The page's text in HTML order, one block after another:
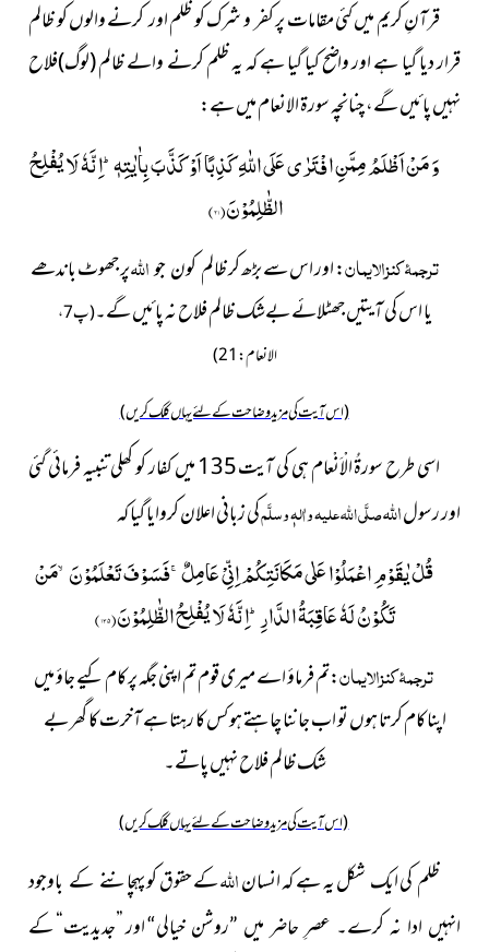
قرآنِ کریم میں کئی مقامات پر کفر و شرک کو ظلم اور کرنے والوں کو ظالم
قرار دیا گیا ہے اور واضح کیا گیا ہے کہ یہ ظلم کرنے والے ظالم(لوگ)فلاح
نہیں پائیں گے، چنانچہ سورۃ الانعام میں ہے:
وَ مَنْ اَظْلَمُ مِمَّنِ افْتَرٰى عَلَى اللّٰهِ كَذِبًا اَوْ كَذَّبَ بِاٰیٰتِهٖؕ-اِنَّهٗ لَا یُفْلِحُ
الظّٰلِمُوْنَ(۲۱)
ترجمۂ کنزالایمان: اور اس سے بڑھ کرظالم کون جواللہپر جھوٹ باندھے
یا اس کی آیتیں جھٹلائے بےشکظالم فلاح نہ پائیں گے۔
(پ7،
الانعام:21)
(اس آیت کی مزید وضاحت کے لئے یہاں کلک کریں)
اسی طرح سورۃُ الْاَنْعام ہی کی آیت 135 میں کفار کو کھلی تنبیہ فرمائی گئی
اور رسولاللہصلَّی اللہ علیہ واٰلہٖ وسلَّمکی زبانی اعلان کروایا گیا کہ
قُلْ یٰقَوْمِ اعْمَلُوْا عَلٰى مَكَانَتِكُمْ اِنِّیْ عَامِلٌۚ-فَسَوْفَ تَعْلَمُوْنَۙ-مَنْ
تَكُوْنُ لَهٗ عَاقِبَةُ الدَّارِؕ-اِنَّهٗ لَا یُفْلِحُ الظّٰلِمُوْنَ(۱۳۵)
ترجمۂ کنزالایمان:تم فرماؤ اے میری قوم تم اپنی جگہ پر کام کیے جاؤ میں
اپنا کام کرتا ہوں تو اب جاننا چاہتے ہو کس کا رہتا ہے آخرت کا گھر بے
شک ظالم فلاح نہیں پاتے۔
(اس آیت کی مزید وضاحت کے لئے یہاں کلک کریں)
ظلم کی ایک شکل یہ ہے کہ انساناللہکے حقوق کوپہچاننے کے باوجود
انہیں ادا نہ کرے۔ عصرِ حاضر میں ”روشن خیالی“اور ”جدیدیت“ کے